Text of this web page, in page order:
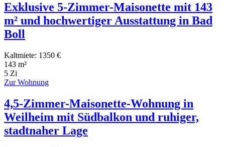
Exklusive 5-Zimmer-Maisonette mit 143
m² und hochwertiger Ausstattung in Bad
Boll
Kaltmiete: 1350 €
143 m²
5 Zi
Zur Wohnung
4,5-Zimmer-Maisonette-Wohnung in
Weilheim mit Südbalkon und ruhiger,
stadtnaher Lage